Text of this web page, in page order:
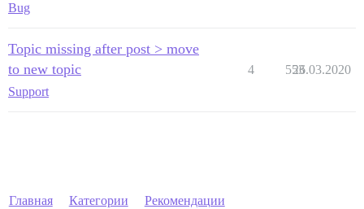
Bug
Topic missing after post > move
to new topic
Support
4 553
26.03.2020
Главная Категории Рекомендации